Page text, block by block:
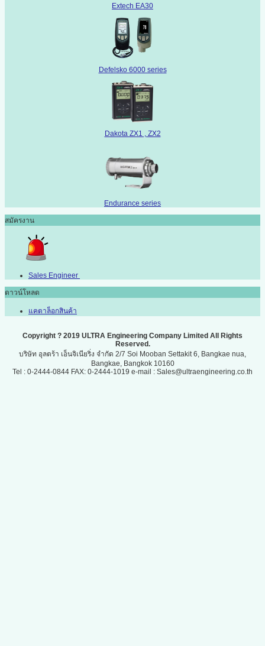
Extech EA30
Defelsko 6000 series
Dakota ZX1 , ZX2
Endurance series
สมัครงาน
Sales Engineer
ดาวน์โหลด
แคตาล็อกสินค้า
Copyright ? 2019 ULTRA Engineering Company Limited All Rights
Reserved.
บริษัท อุลตร้า เอ็นจิเนียริ่ง จำกัด 2/7 Soi Mooban Settakit 6, Bangkae nua,
Bangkae, Bangkok 10160
Tel : 0-2444-0844 FAX: 0-2444-1019 e-mail : Sales@ultraengineering.co.th